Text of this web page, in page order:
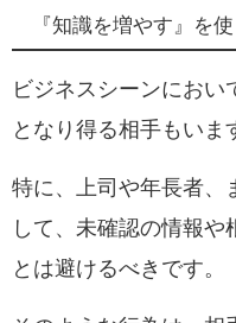
『知識を増やす』を
ビジネスシーンにおい
となり得る相手もいま
特に、上司や年長者、
して、未確認の情報や
とは避けるべきです。